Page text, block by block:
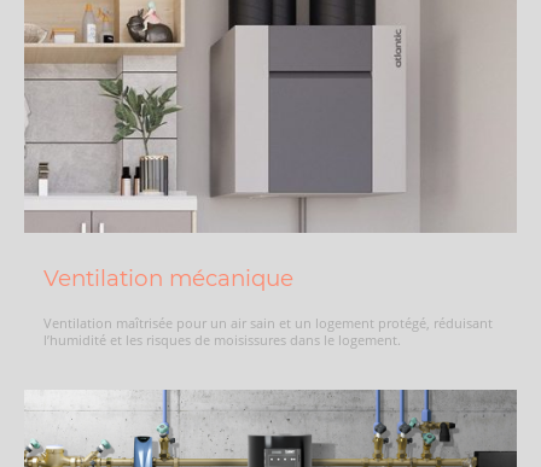
Ventilation mécanique
Ventilation maîtrisée pour un air sain et un logement protégé, réduisant
l’humidité et les risques de moisissures dans le logement.